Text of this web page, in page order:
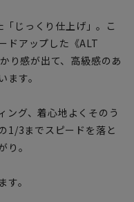
じっくり仕上げ」。こ
ドアップした《ALT
り感が出て、高級感のあ
す。
ング、着心地よくそのう
1/3までスピードを落と
り。
。